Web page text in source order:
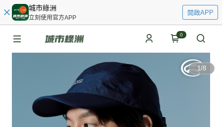
城市綠洲
立刻使用官方APP
開啟APP
0
1/8